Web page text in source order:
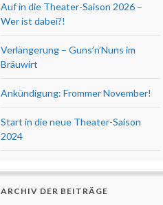
Auf in die Theater-Saison 2026 –
Wer ist dabei?!
Verlängerung – Guns’n’Nuns im
Bräuwirt
Ankündigung: Frommer November!
Start in die neue Theater-Saison
2024
ARCHIV DER BEITRÄGE